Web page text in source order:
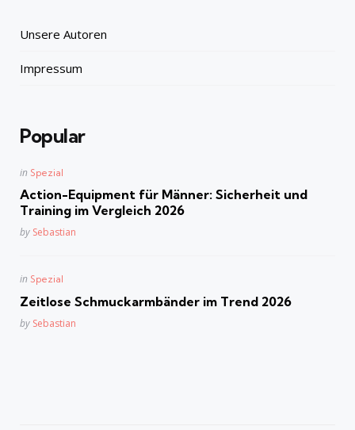
Unsere Autoren
Impressum
Popular
Posted
in Spezial
Action-Equipment für Männer: Sicherheit und
Training im Vergleich 2026
Posted
by Sebastian
Posted
in Spezial
Zeitlose Schmuckarmbänder im Trend 2026
Posted
by Sebastian